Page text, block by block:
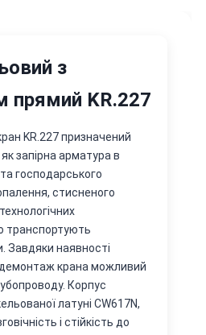
з
прямий KR.227
KR.227 призначений
запірна арматура в
господарського
стисненого
транспортують
Завдяки наявності
демонтаж крана можливий
Корпус
латуні CW617N,
і стійкість до